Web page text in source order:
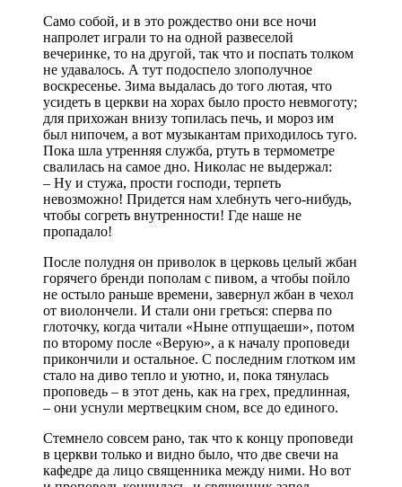
Само собой, и в это рождество они все ночи
напролет играли то на одной развеселой
вечеринке, то на другой, так что и поспать толком
не удавалось. А тут подоспело злополучное
воскресенье. Зима выдалась до того лютая, что
усидеть в церкви на хорах было просто невмоготу;
для прихожан внизу топилась печь, и мороз им
был нипочем, а вот музыкантам приходилось туго.
Пока шла утренняя служба, ртуть в термометре
свалилась на самое дно. Николас не выдержал:
– Ну и стужа, прости господи, терпеть
невозможно! Придется нам хлебнуть чего-нибудь,
чтобы согреть внутренности! Где наше не
пропадало!
После полудня он приволок в церковь целый жбан
горячего бренди пополам с пивом, а чтобы пойло
не остыло раньше времени, завернул жбан в чехол
от виолончели. И стали они греться: сперва по
глоточку, когда читали «Ныне отпущаеши», потом
по второму после «Верую», а к началу проповеди
прикончили и остальное. С последним глотком им
стало на диво тепло и уютно, и, пока тянулась
проповедь – в этот день, как на грех, предлинная,
– они уснули мертвецким сном, все до единого.
Стемнело совсем рано, так что к концу проповеди
в церкви только и видно было, что две свечи на
кафедре да лицо священника между ними. Но вот